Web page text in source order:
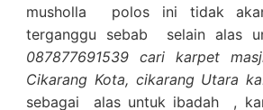
musholla polos ini tidak
terganggu sebab selain alas
087877691539 cari karpet
Cikarang Kota, cikarang Utara
sebagai alas untuk ibadah ,